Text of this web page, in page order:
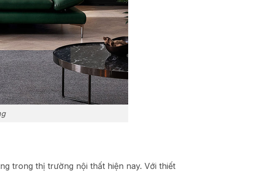
trong thị trường nội thất hiện nay. Với thiết